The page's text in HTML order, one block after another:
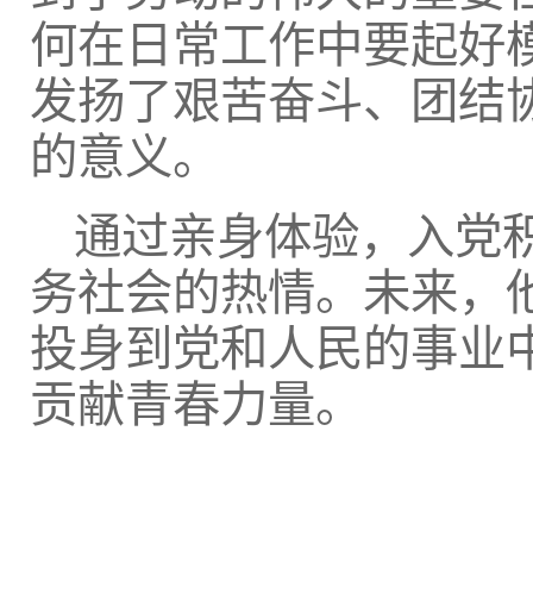
何在日常工作中要起好
发扬了艰苦奋斗、团结
的意义。
通过亲身体验，入党
务社会的热情。未来，
投身到党和人民的事业
贡献青春力量。